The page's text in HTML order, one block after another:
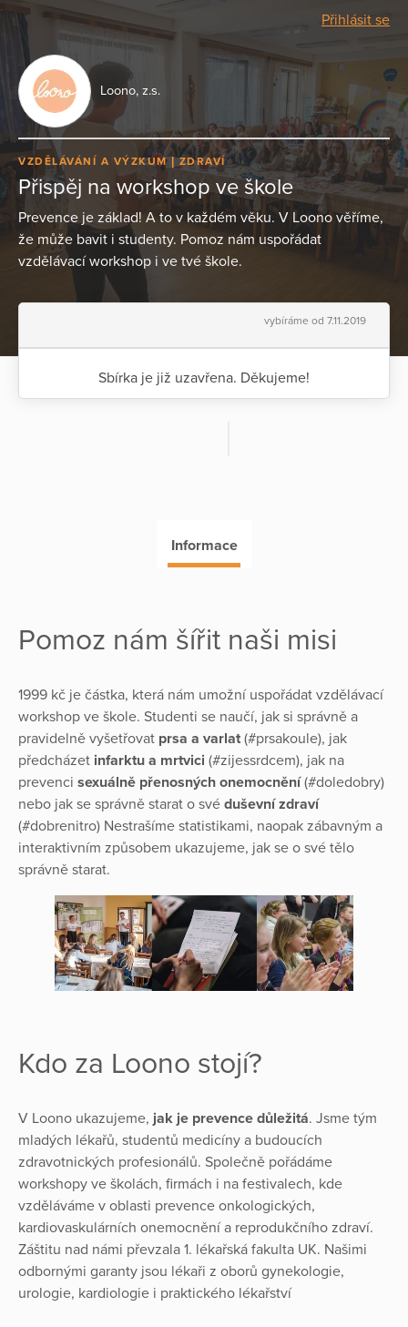
Přihlásit se
Loono, z.s.
VZDĚLÁVÁNÍ A VÝZKUM ZDRAVÍ
Přispěj na workshop ve škole
Prevence je základ! A to v každém věku. V Loono věříme,
že může bavit i studenty. Pomoz nám uspořádat
vzdělávací workshop i ve tvé škole.
vybíráme od 7.11.2019
Sbírka je již uzavřena. Děkujeme!
Informace
Pomoz nám šířit naši misi
1999 kč je částka, která nám umožní uspořádat vzdělávací
workshop ve škole. Studenti se naučí, jak si správně a
pravidelně vyšetřovat prsa a varlat (#prsakoule), jak
předcházet infarktu a mrtvici (#zijessrdcem), jak na
prevenci sexuálně přenosných onemocnění(#doledobry)
nebo jak se správně starat o své duševní zdraví
(#dobrenitro) Nestrašíme statistikami, naopak zábavným a
interaktivním způsobem ukazujeme, jak se o své tělo
správně starat.
Kdo za Loono stojí?
V Loono ukazujeme, jak je prevence důležitá. Jsme tým
mladých lékařů, studentů medicíny a budoucích
zdravotnických profesionálů. Společně pořádáme
workshopy ve školách, firmách i na festivalech, kde
vzděláváme v oblasti prevence onkologických,
kardiovaskulárních onemocnění a reprodukčního zdraví.
Záštitu nad námi převzala 1. lékařská fakulta UK. Našimi
odbornými garanty jsou lékaři z oborů gynekologie,
urologie, kardiologie i praktického lékařství